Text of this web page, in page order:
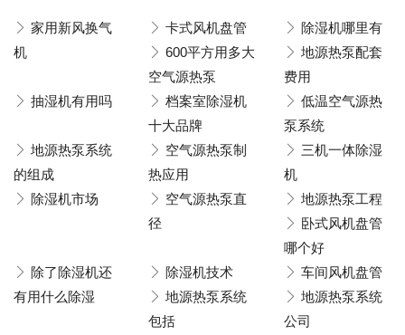
家用新风换气
机
卡式风机盘管
除湿机哪里有
600平方用多大
空气源热泵
地源热泵配套
费用
抽湿机有用吗
档案室除湿机
十大品牌
低温空气源热
泵系统
地源热泵系统
的组成
空气源热泵制
热应用
三机一体除湿
机
除湿机市场
空气源热泵直
径
地源热泵工程
卧式风机盘管
哪个好
除了除湿机还
有用什么除湿
除湿机技术
车间风机盘管
地源热泵系统
包括
地源热泵系统
公司